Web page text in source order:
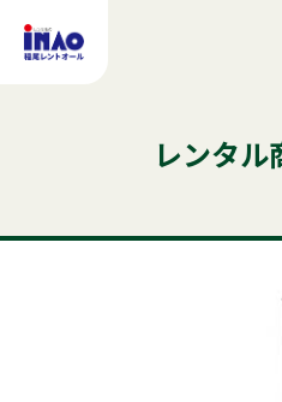
ご利用シーンか
はじめての方へ
テントテーブル発電機クーラー
レンタル